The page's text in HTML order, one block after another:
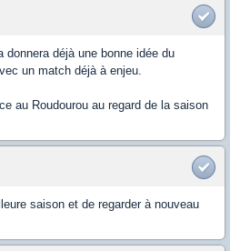
déjà une bonne idée du
un match déjà à enjeu.
au Roudourou au regard de la saison
saison et de regarder à nouveau